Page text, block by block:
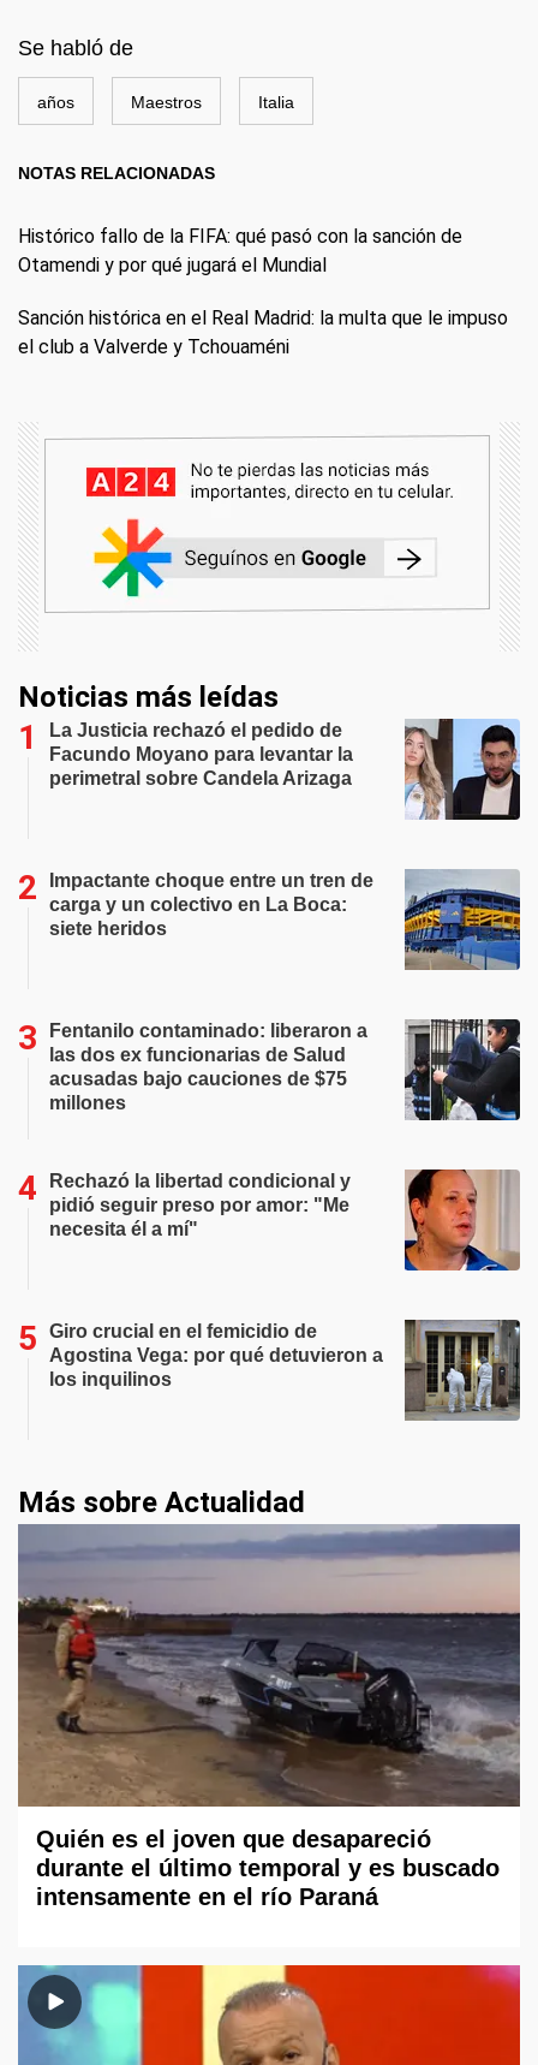
Se habló de
años Maestros Italia
NOTAS RELACIONADAS
Histórico fallo de la FIFA: qué pasó con la sanción de
Otamendi y por qué jugará el Mundial
Sanción histórica en el Real Madrid: la multa que le impuso
el club a Valverde y Tchouaméni
Noticias más leídas
La Justicia rechazó el pedido de
Facundo Moyano para levantar la
perimetral sobre Candela Arizaga
Impactante choque entre un tren de
carga y un colectivo en La Boca:
siete heridos
Fentanilo contaminado: liberaron a
las dos ex funcionarias de Salud
acusadas bajo cauciones de $75
millones
Rechazó la libertad condicional y
pidió seguir preso por amor: "Me
necesita él a mí"
Giro crucial en el femicidio de
Agostina Vega: por qué detuvieron a
los inquilinos
Más sobre Actualidad
Quién es el joven que desapareció
durante el último temporal y es buscado
intensamente en el río Paraná